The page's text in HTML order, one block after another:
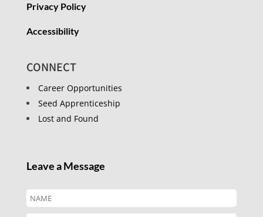
Privacy Policy
Accessibility
CONNECT
Career Opportunities
Seed Apprenticeship
Lost and Found
Leave a Message